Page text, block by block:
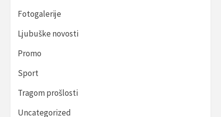
Fotogalerije
Ljubuške novosti
Promo
Sport
Tragom prošlosti
Uncategorized